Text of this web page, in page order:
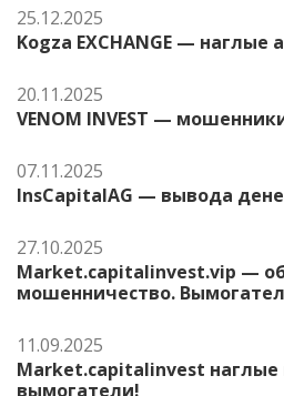
25.12.2025
Kogza EXCHANGE — наглые
20.11.2025
VENOM INVEST —
07.11.2025
InsCapitalAG — вывода
27.10.2025
Market.capitalinvest.vip —
мошенничество.
11.09.2025
Market.capitalinvest
вымогатели!